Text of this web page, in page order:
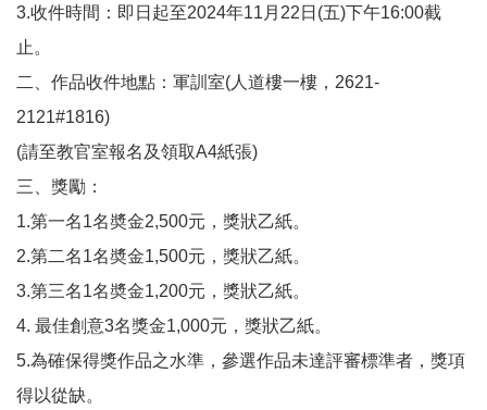
3.收件時間：即日起至2024年11月22日(五)下午16:00截
止。
二、作品收件地點：軍訓室(人道樓一樓，2621-
2121#1816)
(請至教官室報名及領取A4紙張)
三、獎勵：
1.第一名1名奬金2,500元，獎狀乙紙。
2.第二名1名奬金1,500元，獎狀乙紙。
3.第三名1名奬金1,200元，獎狀乙紙。
4. 最佳創意3名獎金1,000元，獎狀乙紙。
5.為確保得獎作品之水準，參選作品未達評審標準者，獎項
得以從缺。